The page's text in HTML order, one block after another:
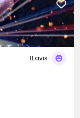
11 avis